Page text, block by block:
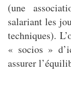
(une
salariant les
techniques).
« socios »
assurer